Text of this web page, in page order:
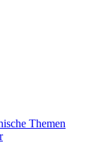
Themen